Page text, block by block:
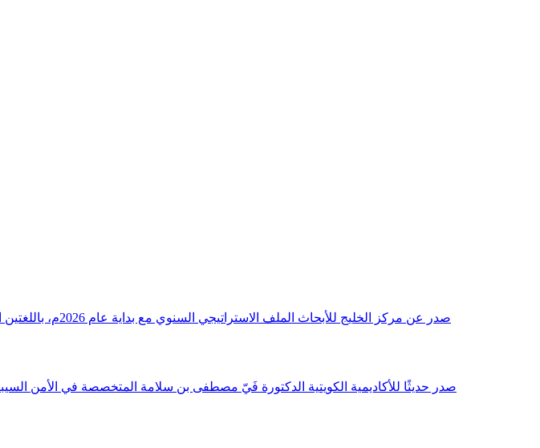
صدر عن مركز الخليج للأبحاث الملف الاستراتيجي السنوي مع بداية عام 2026م، باللغتين العربية والانجليزية وتضمن دراسات تحليلية ورؤى معمقة، وقراءات دقيقة ورصدًا واستشرافًا وافيًا لكافة أ
صدر حديثًا للأكاديمية الكويتية الدكتورة فَيّ مصطفى بن سلامة المتخصصة في الأمن